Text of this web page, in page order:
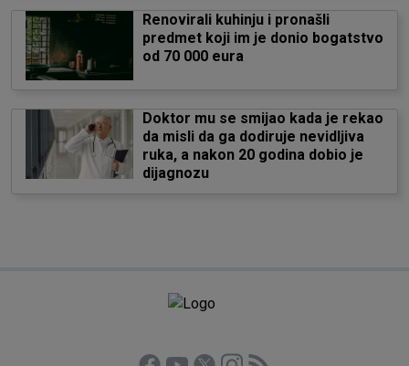
Renovirali kuhinju i pronašli
predmet koji im je donio bogatstvo
od 70 000 eura
Doktor mu se smijao kada je rekao
da misli da ga dodiruje nevidljiva
ruka, a nakon 20 godina dobio je
dijagnozu